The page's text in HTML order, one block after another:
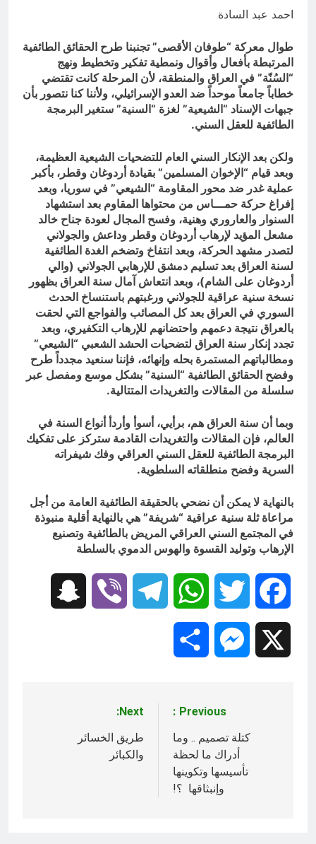
الملائكة والدواب يسبحون بمحمده لكن
ساعتين Ago
احمد عبد السادة
طوال معركة “طوفان الأقصى” تجنبنا طرح الحقائق الطائفية
المرتبطة بأفعال وأقوال ونمطية تفكير وتخطيط ونهج
“السُنّة” في العراق والمنطقة، لأن المرحلة كانت تقتضي
خطاباً جامعاً موحداً ضد العدو الإسرائيلي، ولأننا كنا نتصور بأن
جبهات الإسناد “الشيعية” لغزة “السنية” ستغير البرمجة
الطائفية للعقل السني.
ولكن بعد الإنكار السني العام للتضحيات الشيعية العظيمة،
وبعد قيام “الإخوان المسلمين” بقيادة أردوغان وقطر، بأكبر
عملية غدر ضد محور المقاومة “الشيعي” في سوريا، وبعد
إفراغ حركة حمـــاس من محتواها المقاوم بعد استشهاد
السنوار والعاروري وهنية، وفسح المجال لعودة جناح خالد
مشعل المؤيد لإرهاب أردوغان وقطر ودlعش والجولاني
لتصدر مشهد الحركة، وبعد انتفاخ وتضخم الغدة الطائفية
لسنة العراق بعد تسليم دمشق للإرهابي الجولاني (والي
أردوغان على الشام)، وبعد انتعاش آمال سنة العراق بظهور
نسخة سنية عراقية للجولاني ورغبتهم باستنساخ الحدث
السوري في العراق بعد كل المصائب والفواجع التي لحقت
بالعراق نتيجة دعمهم واحتضانهم للإرهاب التكفيري، وبعد
تجدد إنكار سنة العراق لتضحيات الحشد الشعبي “الشيعي”
ومطالباتهم المستمرة بحله وإنهائه، فإننا سنعيد مجدداً طرح
وفضح الحقائق الطائفية “السنية” بشكل موسع ومفصل عبر
سلسلة من المقالات والتغريدات المتتالية.
وبما أن سنة العراق هم، برأيي، أسوأ وأردأ أنواع السنة في
العالم، فإن المقالات والتغريدات القادمة ستركز على تفكيك
البرمجة الطائفية للعقل السني العراقي وفك شيفراته
السرية وفضح منطلقاته السلطوية.
بالنهاية لا يمكن أن نضحي بالحقيقة الطائفية العامة من أجل
مراعاة ثلة سنية عراقية “شريفة” هي بالنهاية أقلية منبوذة
في المجتمع السني العراقي المريض بالطائفية وتصنيع
الإرهاب وتوليد القسوة والهوس الدموي بالسلطة
Facebook
Twitter
WhatsApp
Telegram
Viber
Messenger
المقالات
Previous:
كتلة تصميم .. وما
أدراك ما لحظة
تأسيسها وتكوينها
وإنبثاقها ؟!
Next:
طريق الخسائر
والكبائر